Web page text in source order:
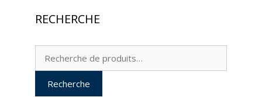
RECHERCHE
Recherche
Recherche